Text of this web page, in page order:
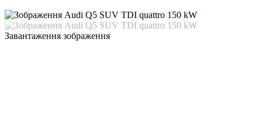
Завантаження зображення